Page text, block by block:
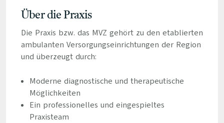
Über die Praxis
Die Praxis bzw. das MVZ gehört zu den etablierten
ambulanten Versorgungseinrichtungen der Region
und überzeugt durch:
Moderne diagnostische und therapeutische
Möglichkeiten
Ein professionelles und eingespieltes
Praxisteam